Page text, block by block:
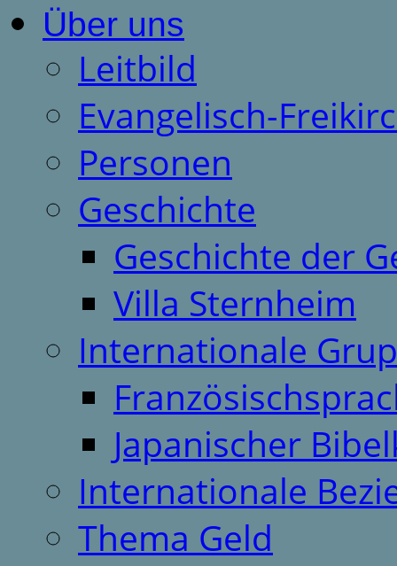
Über uns
Leitbild
Evangelisch-
Personen
Geschichte
Geschichte der
Villa Sternheim
Internationale
Japanischer
Internationale
Thema Geld